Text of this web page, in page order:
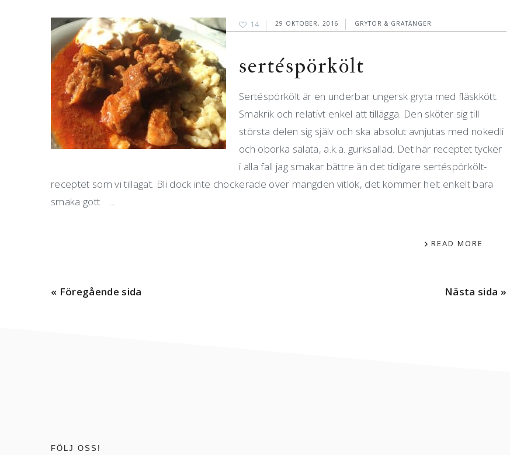
14 29 OKTOBER, 2016 GRYTOR & GRATÄNGER
sertéspörkölt
Sertéspörkölt är en underbar ungersk gryta med fläskkött.
Smakrik och relativt enkel att tillägga. Den sköter sig till
största delen sig själv och ska absolut avnjutas med nokedli
och oborka salata, a.k.a. gurksallad. Det här receptet tycker
i alla fall jag smakar bättre än det tidigare sertéspörkölt-
receptet som vi tillagat. Bli dock inte chockerade över mängden vitlök, det kommer helt enkelt bara
smaka gott. ...
READ MORE
« Föregående sida Nästa sida »
FÖLJ OSS!